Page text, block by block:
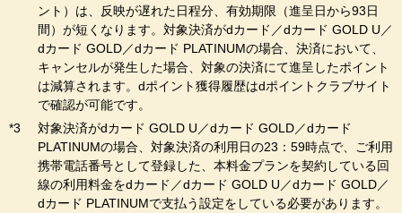
ント）は、反映が遅れた日程分、有効期限（進呈日から93日
間）が短くなります。対象決済がdカード／dカード GOLD U／
dカード GOLD／dカード PLATINUMの場合、決済において、
キャンセルが発生した場合、対象の決済にて進呈したポイント
は減算されます。dポイント獲得履歴はdポイントクラブサイト
で確認が可能です。
対象決済がdカード GOLD U／dカード GOLD／dカード
PLATINUMの場合、対象決済の利用日の23：59時点で、ご利用
携帯電話番号として登録した、本料金プランを契約している回
線の利用料金をdカード／dカード GOLD U／dカード GOLD／
dカード PLATINUMで支払う設定をしている必要があります。